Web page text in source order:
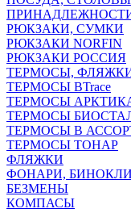
РЮКЗАКИ, СУМКИ
РЮКЗАКИ NORFIN
РЮКЗАКИ РОССИЯ
ТЕРМОСЫ,
ТЕРМОСЫ BTrace
ТЕРМОСЫ
ТЕРМОСЫ
ТЕРМОСЫ В
ТЕРМОСЫ ТОНАР
ФЛЯЖКИ
ФОНАРИ,
БЕЗМЕНЫ
КОМПАСЫ